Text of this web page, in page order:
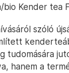
bio Kender tea
szóló
tudomására
hanem a